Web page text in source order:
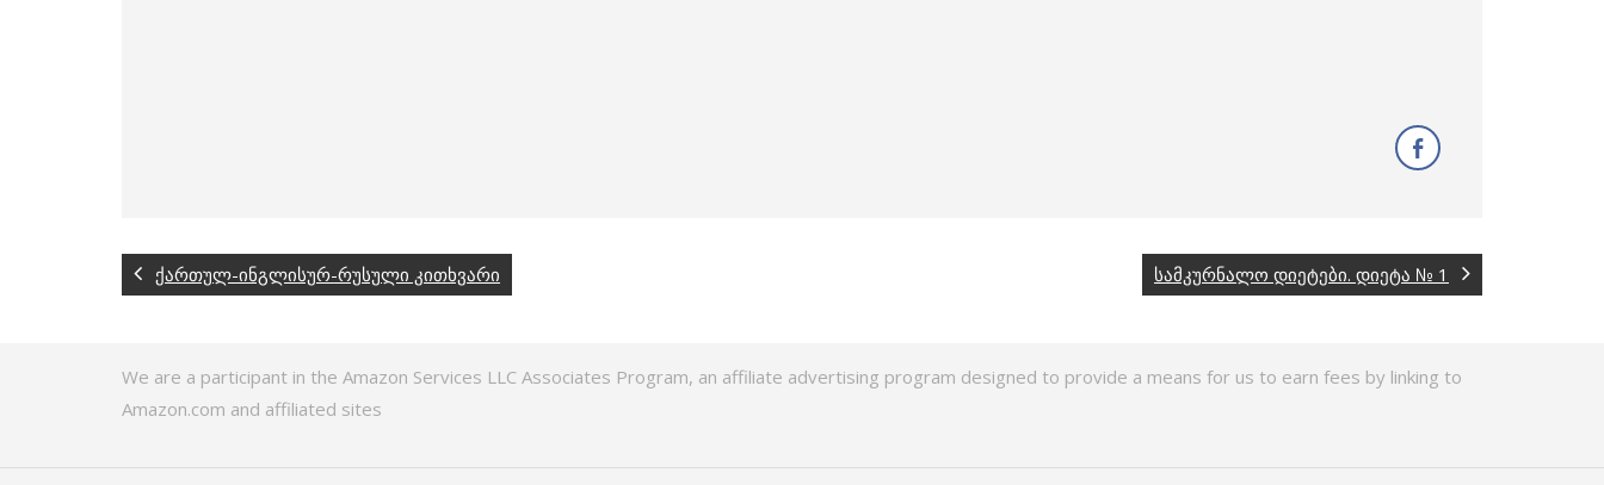
ქართულ-ინგლისურ-რუსული კითხვარი სამკურნალო დიეტები. დიეტა № 1
We are a participant in the Amazon Services LLC Associates Program, an affiliate advertising program designed to provide a means for us to earn fees by linking to
Amazon.com and affiliated sites